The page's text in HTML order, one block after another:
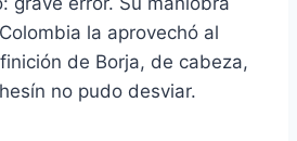
la aprovechó al
de Borja, de cabeza,
no pudo desviar.